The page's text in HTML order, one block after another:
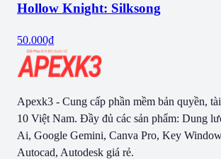
Hollow Knight: Silksong
50.000₫
Apexk3 - Cung cấp phần mềm bản quyền,
10 Việt Nam. Đầy đủ các sản phẩm: Dung
Ai, Google Gemini, Canva Pro, Key
Autocad, Autodesk giá rẻ.